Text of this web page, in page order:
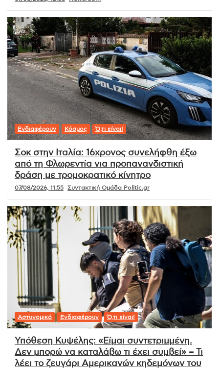
Ενδιαφέρουν Κόσμος Ό,τι είναι!
Σοκ στην Ιταλία: 16χρονος συνελήφθη έξω
από τη Φλωρεντία για προπαγανδιστική
δράση με τρομοκρατικό κίνητρο
07/08/2026, 11:55 Συντακτική Ομάδα Politic.gr
Αστυνομικό Ενδιαφέρουν Ό,τι είναι!
Υπόθεση Κυψέλης: «Είμαι συντετριμμένη.
Δεν μπορώ να καταλάβω τι έχει συμβεί» – Τι
λέει το ζευγάρι Αμερικανών κηδεμόνων του